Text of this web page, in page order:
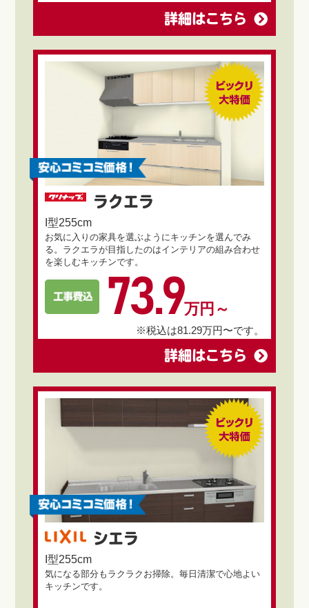
詳細はこちら
ラクエラ
I型255cm
お気に入りの家具を選ぶようにキッチンを選んでみ
る。ラクエラが目指したのはインテリアの組み合わせ
を楽しむキッチンです。
73.9万円～
※税込は81.29万円〜です。
詳細はこちら
シエラ
I型255cm
気になる部分もラクラクお掃除。毎日清潔で心地よい
キッチンです。